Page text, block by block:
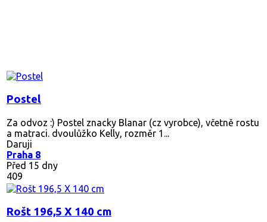
Postel
Za odvoz :) Postel znacky Blanar (cz vyrobce), včetně rostu
a matraci. dvoulůžko Kelly, rozměr 1...
Daruji
Praha 8
Před 15 dny
409
Rošt 196,5 X 140 cm